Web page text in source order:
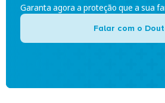
Garanta agora a proteção que a sua
Falar com o